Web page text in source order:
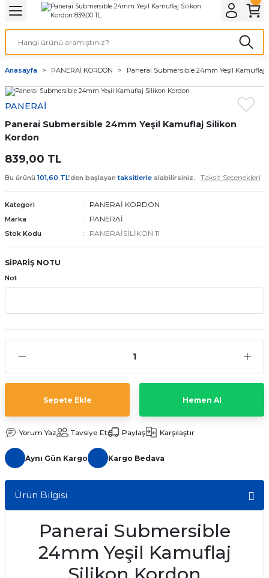
Geri Dön
& ELEKTİRİK AYDINLATMA & ELEKTRİK
Geri Dön
ve Cihaz Pilleri
ÇEŞİTLERİ
ÇEŞİTLERİ
Pili
Geri Dön
Geri Dön
Kordon Çeşitleri
Kordonları
Kordonu
saat kordonu
Kordonları
Anasayfa PANERAİ KORDON Panerai Submersible 24mm Yeşil Kamuflaj
PANERAİ
Panerai Submersible 24mm Yeşil Kamuflaj Silikon
Kordon
839,00 TL
Bu ürünü 101,60 TL’den başlayantaksitlerle alabilirsiniz. Taksit Seçenekleri
Kategori PANERAİ KORDON
Marka PANERAİ
Stok Kodu PANERAİSİLİKON 11
SİPARİŞ NOTU
Not
Sepete Ekle Hemen Al
Yorum Yaz Tavsiye Et Paylaş Karşılaştır
Aynı Gün Kargo Kargo Bedava
Ürün Bilgisi
Panerai Submersible
24mm Yeşil Kamuflaj